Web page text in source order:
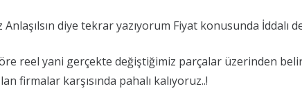
diye tekrar yazıyorum Fiyat konusunda İddalı
reel yani gerçekte değiştiğimiz parçalar üzerinden
firmalar karşısında pahalı kalıyoruz..!